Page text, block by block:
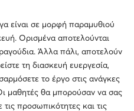
είναι σε μορφή παραμυθιού
Ορισμένα αποτελούνται
Άλλα πάλι, αποτελούν
τη διασκευή ευεργεσία,
το έργο στις ανάγκες
μαθητές θα μπορούσαν να σας
τις προσωπικότητες και τις